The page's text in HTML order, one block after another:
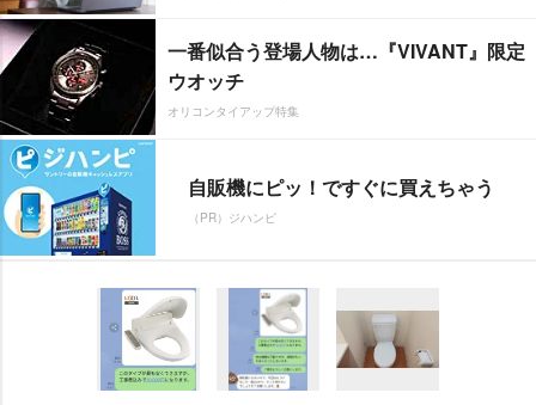
一番似合う登場人物は…『VIVANT』限定
ウオッチ
オリコンタイアップ特集
自販機にピッ！ですぐに買えちゃう
（PR）ジハンピ